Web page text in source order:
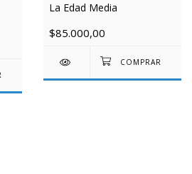
La Edad Media
$85.000,00